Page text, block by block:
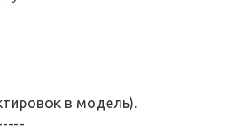
в модель).